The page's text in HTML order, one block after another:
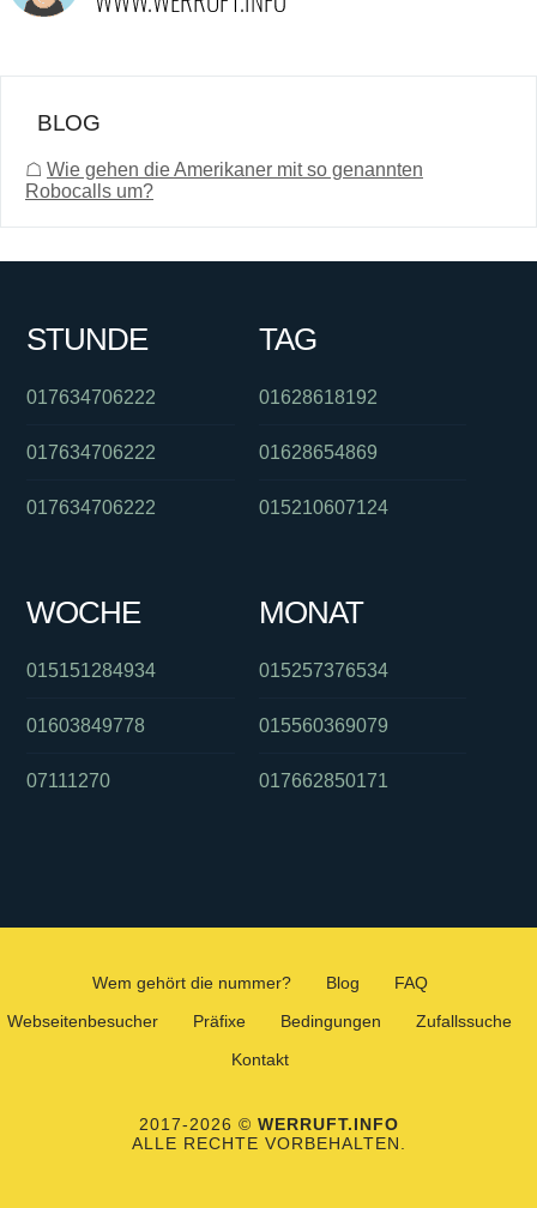
BLOG
☖ Wie gehen die Amerikaner mit so genannten
Robocalls um?
STUNDE
017634706222
017634706222
017634706222
TAG
01628618192
01628654869
015210607124
WOCHE
015151284934
01603849778
07111270
MONAT
015257376534
015560369079
017662850171
Wem gehört die nummer? Blog
FAQ
Webseitenbesucher
Präfixe Bedingungen
Zufallssuche
Kontakt
2017-2026 © WERRUFT.INFO
ALLE RECHTE VORBEHALTEN.